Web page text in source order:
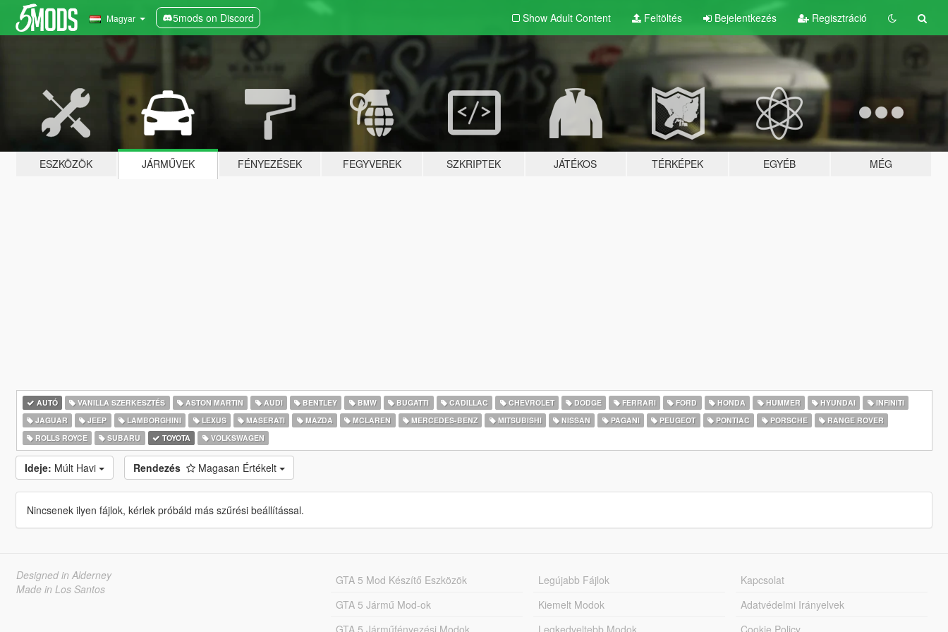
Magyar 5mods on Discord Show Adult Content Feltöltés Bejelentkezés Regisztráció
ESZKÖZÖK JÁRMŰVEK FÉNYEZÉSEK FEGYVEREK SZKRIPTEK JÁTÉKOS TÉRKÉPEK EGYÉB MÉG
AUTÓ VANILLA SZERKESZTÉS ASTON MARTIN AUDI BENTLEY BMW BUGATTI CADILLAC CHEVROLET DODGE FERRARI FORD HONDA HUMMER HYUNDAI
INFINITI
JAGUAR
JEEP LAMBORGHINI LEXUS MASERATI MAZDA MCLAREN MERCEDES-BENZ MITSUBISHI NISSAN PAGANI PEUGEOT PONTIAC PORSCHE
RANGE ROVER
ROLLS ROYCE
SUBARU TOYOTA VOLKSWAGEN
Ideje: Múlt Havi Rendezés Magasan Értékelt
Nincsenek ilyen fájlok, kérlek próbáld más szűrési beállítással.
Designed in Alderney
Made in Los Santos
GTA 5 Mod Készítő Eszközök
GTA 5 Jármű Mod-ok
GTA 5 Járműfényezési Modok
Legújabb Fájlok
Kiemelt Modok
Legkedveltebb Modok
Kapcsolat
Adatvédelmi Irányelvek
Cookie Policy